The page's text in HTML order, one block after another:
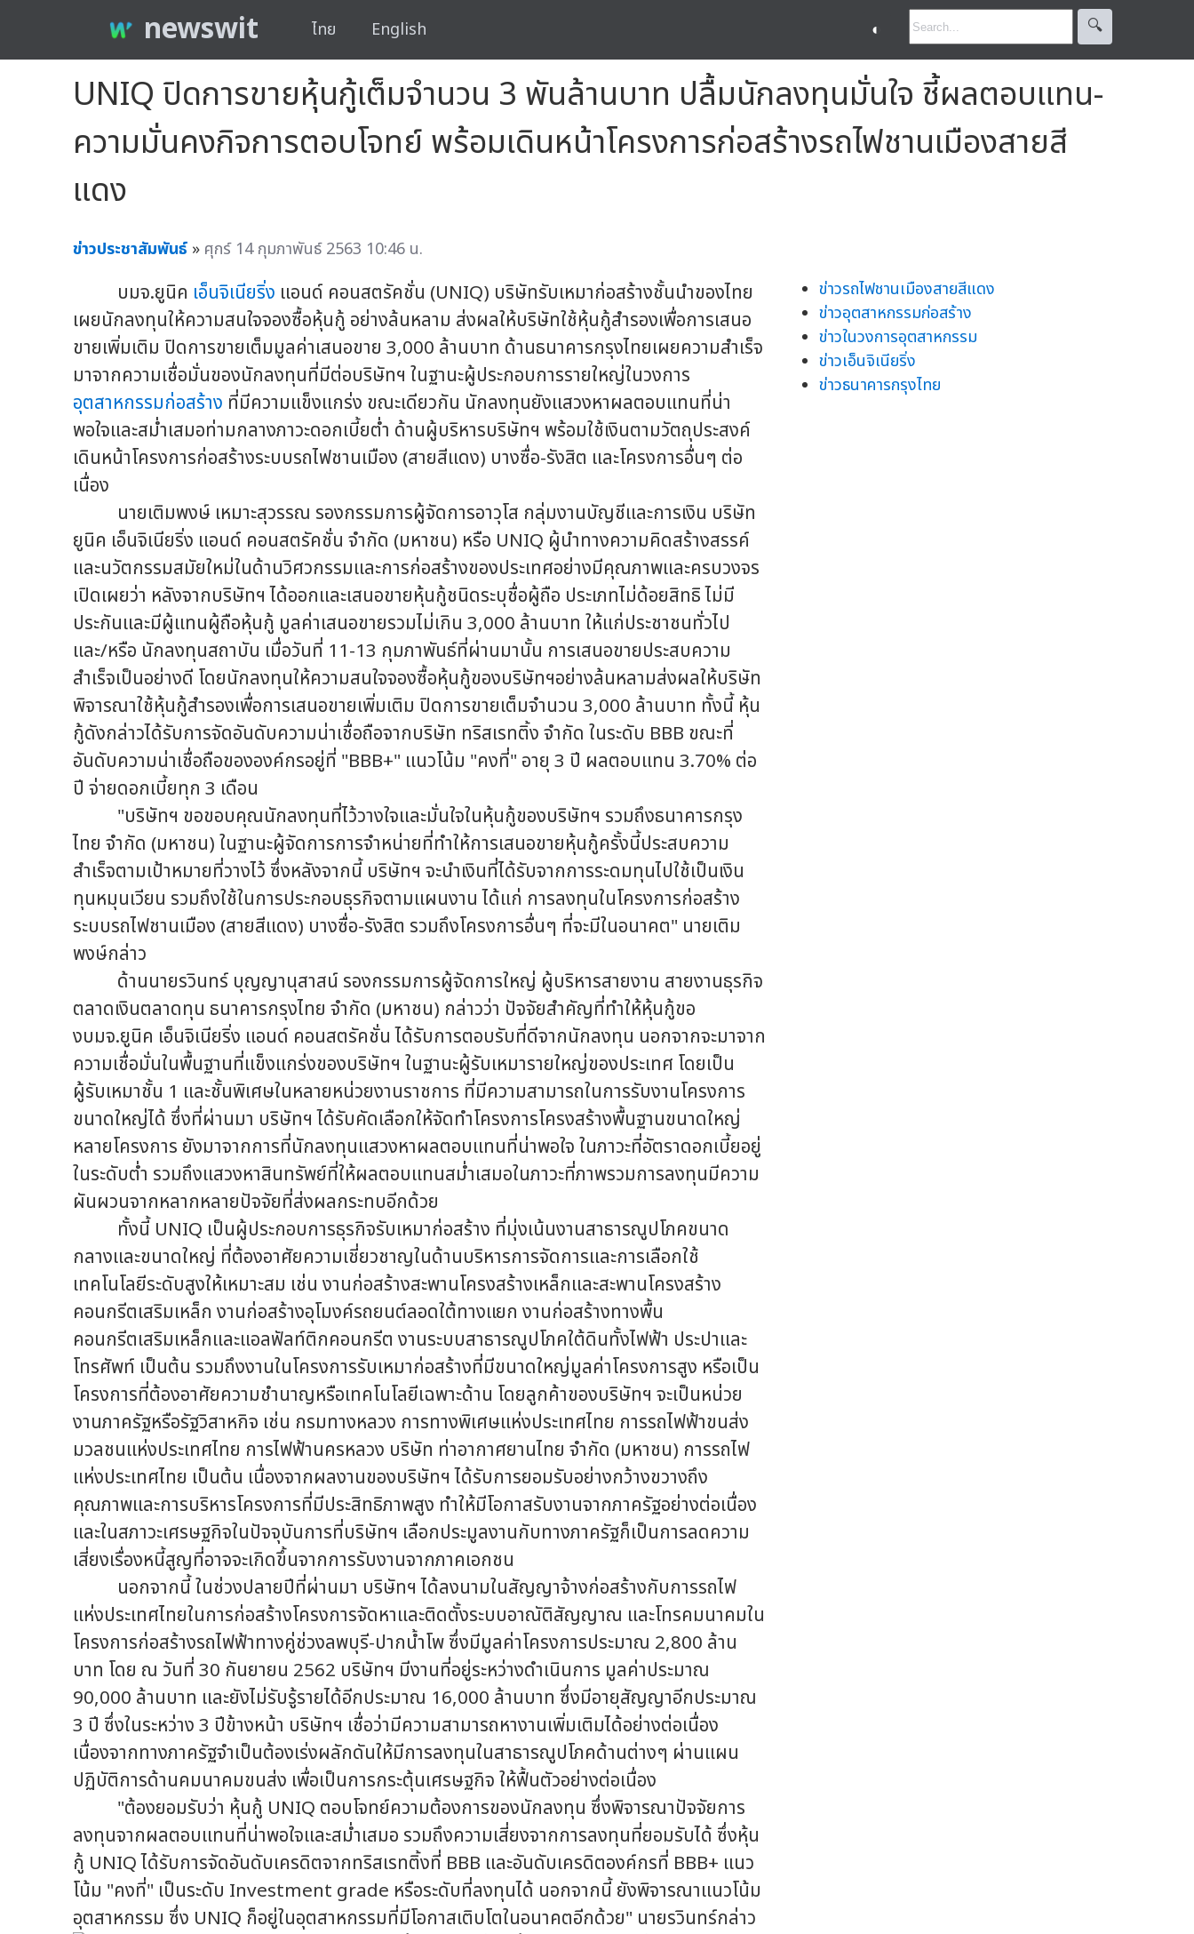
newswit ไทย English ◐ 🔍︎
UNIQ ปิดการขายหุ้นกู้เต็มจำนวน 3 พันล้านบาท ปลื้มนักลงทุนมั่นใจ ชี้ผลตอบแทน-
ความมั่นคงกิจการตอบโจทย์ พร้อมเดินหน้าโครงการก่อสร้างรถไฟชานเมืองสายสี
แดง
ข่าวประชาสัมพันธ์ » ศุกร์ 14 กุมภาพันธ์ 2563 10:46 น.
บมจ.ยูนิค เอ็นจิเนียริ่ง แอนด์ คอนสตรัคชั่น (UNIQ) บริษัทรับเหมาก่อสร้างชั้นนำของไทย
เผยนักลงทุนให้ความสนใจจองซื้อหุ้นกู้ อย่างล้นหลาม ส่งผลให้บริษัทใช้หุ้นกู้สำรองเพื่อการเสนอ
ขายเพิ่มเติม ปิดการขายเต็มมูลค่าเสนอขาย 3,000 ล้านบาท ด้านธนาคารกรุงไทยเผยความสำเร็จ
มาจากความเชื่อมั่นของนักลงทุนที่มีต่อบริษัทฯ ในฐานะผู้ประกอบการรายใหญ่ในวงการ
อุตสาหกรรมก่อสร้าง ที่มีความแข็งแกร่ง ขณะเดียวกัน นักลงทุนยังแสวงหาผลตอบแทนที่น่า
พอใจและสม่ำเสมอท่ามกลางภาวะดอกเบี้ยต่ำ ด้านผู้บริหารบริษัทฯ พร้อมใช้เงินตามวัตถุประสงค์
เดินหน้าโครงการก่อสร้างระบบรถไฟชานเมือง (สายสีแดง) บางซื่อ-รังสิต และโครงการอื่นๆ ต่อ
เนื่อง
นายเติมพงษ์ เหมาะสุวรรณ รองกรรมการผู้จัดการอาวุโส กลุ่มงานบัญชีและการเงิน บริษัท
ยูนิค เอ็นจิเนียริ่ง แอนด์ คอนสตรัคชั่น จำกัด (มหาชน) หรือ UNIQ ผู้นำทางความคิดสร้างสรรค์
และนวัตกรรมสมัยใหม่ในด้านวิศวกรรมและการก่อสร้างของประเทศอย่างมีคุณภาพและครบวงจร
เปิดเผยว่า หลังจากบริษัทฯ ได้ออกและเสนอขายหุ้นกู้ชนิดระบุชื่อผู้ถือ ประเภทไม่ด้อยสิทธิ ไม่มี
ประกันและมีผู้แทนผู้ถือหุ้นกู้ มูลค่าเสนอขายรวมไม่เกิน 3,000 ล้านบาท ให้แก่ประชาชนทั่วไป
และ/หรือ นักลงทุนสถาบัน เมื่อวันที่ 11-13 กุมภาพันธ์ที่ผ่านมานั้น การเสนอขายประสบความ
สำเร็จเป็นอย่างดี โดยนักลงทุนให้ความสนใจจองซื้อหุ้นกู้ของบริษัทฯอย่างล้นหลามส่งผลให้บริษัท
พิจารณาใช้หุ้นกู้สำรองเพื่อการเสนอขายเพิ่มเติม ปิดการขายเต็มจำนวน 3,000 ล้านบาท ทั้งนี้ หุ้น
กู้ดังกล่าวได้รับการจัดอันดับความน่าเชื่อถือจากบริษัท ทริสเรทติ้ง จำกัด ในระดับ BBB ขณะที่
อันดับความน่าเชื่อถือขององค์กรอยู่ที่ "BBB+" แนวโน้ม "คงที่" อายุ 3 ปี ผลตอบแทน 3.70% ต่อ
ปี จ่ายดอกเบี้ยทุก 3 เดือน
"บริษัทฯ ขอขอบคุณนักลงทุนที่ไว้วางใจและมั่นใจในหุ้นกู้ของบริษัทฯ รวมถึงธนาคารกรุง
ไทย จำกัด (มหาชน) ในฐานะผู้จัดการการจำหน่ายที่ทำให้การเสนอขายหุ้นกู้ครั้งนี้ประสบความ
สำเร็จตามเป้าหมายที่วางไว้ ซึ่งหลังจากนี้ บริษัทฯ จะนำเงินที่ได้รับจากการระดมทุนไปใช้เป็นเงิน
ทุนหมุนเวียน รวมถึงใช้ในการประกอบธุรกิจตามแผนงาน ได้แก่ การลงทุนในโครงการก่อสร้าง
ระบบรถไฟชานเมือง (สายสีแดง) บางซื่อ-รังสิต รวมถึงโครงการอื่นๆ ที่จะมีในอนาคต" นายเติม
พงษ์กล่าว
ด้านนายรวินทร์ บุญญานุสาสน์ รองกรรมการผู้จัดการใหญ่ ผู้บริหารสายงาน สายงานธุรกิจ
ตลาดเงินตลาดทุน ธนาคารกรุงไทย จำกัด (มหาชน) กล่าวว่า ปัจจัยสำคัญที่ทำให้หุ้นกู้ขอ
งบมจ.ยูนิค เอ็นจิเนียริ่ง แอนด์ คอนสตรัคชั่น ได้รับการตอบรับที่ดีจากนักลงทุน นอกจากจะมาจาก
ความเชื่อมั่นในพื้นฐานที่แข็งแกร่งของบริษัทฯ ในฐานะผู้รับเหมารายใหญ่ของประเทศ โดยเป็น
ผู้รับเหมาชั้น 1 และชั้นพิเศษในหลายหน่วยงานราชการ ที่มีความสามารถในการรับงานโครงการ
ขนาดใหญ่ได้ ซึ่งที่ผ่านมา บริษัทฯ ได้รับคัดเลือกให้จัดทำโครงการโครงสร้างพื้นฐานขนาดใหญ่
หลายโครงการ ยังมาจากการที่นักลงทุนแสวงหาผลตอบแทนที่น่าพอใจ ในภาวะที่อัตราดอกเบี้ยอยู่
ในระดับต่ำ รวมถึงแสวงหาสินทรัพย์ที่ให้ผลตอบแทนสม่ำเสมอในภาวะที่ภาพรวมการลงทุนมีความ
ผันผวนจากหลากหลายปัจจัยที่ส่งผลกระทบอีกด้วย
ทั้งนี้ UNIQ เป็นผู้ประกอบการธุรกิจรับเหมาก่อสร้าง ที่มุ่งเน้นงานสาธารณูปโภคขนาด
กลางและขนาดใหญ่ ที่ต้องอาศัยความเชี่ยวชาญในด้านบริหารการจัดการและการเลือกใช้
เทคโนโลยีระดับสูงให้เหมาะสม เช่น งานก่อสร้างสะพานโครงสร้างเหล็กและสะพานโครงสร้าง
คอนกรีตเสริมเหล็ก งานก่อสร้างอุโมงค์รถยนต์ลอดใต้ทางแยก งานก่อสร้างทางพื้น
คอนกรีตเสริมเหล็กและแอลฟัลท์ติกคอนกรีต งานระบบสาธารณูปโภคใต้ดินทั้งไฟฟ้า ประปาและ
โทรศัพท์ เป็นต้น รวมถึงงานในโครงการรับเหมาก่อสร้างที่มีขนาดใหญ่มูลค่าโครงการสูง หรือเป็น
โครงการที่ต้องอาศัยความชำนาญหรือเทคโนโลยีเฉพาะด้าน โดยลูกค้าของบริษัทฯ จะเป็นหน่วย
งานภาครัฐหรือรัฐวิสาหกิจ เช่น กรมทางหลวง การทางพิเศษแห่งประเทศไทย การรถไฟฟ้าขนส่ง
มวลชนแห่งประเทศไทย การไฟฟ้านครหลวง บริษัท ท่าอากาศยานไทย จำกัด (มหาชน) การรถไฟ
แห่งประเทศไทย เป็นต้น เนื่องจากผลงานของบริษัทฯ ได้รับการยอมรับอย่างกว้างขวางถึง
คุณภาพและการบริหารโครงการที่มีประสิทธิภาพสูง ทำให้มีโอกาสรับงานจากภาครัฐอย่างต่อเนื่อง
และในสภาวะเศรษฐกิจในปัจจุบันการที่บริษัทฯ เลือกประมูลงานกับทางภาครัฐก็เป็นการลดความ
เสี่ยงเรื่องหนี้สูญที่อาจจะเกิดขึ้นจากการรับงานจากภาคเอกชน
นอกจากนี้ ในช่วงปลายปีที่ผ่านมา บริษัทฯ ได้ลงนามในสัญญาจ้างก่อสร้างกับการรถไฟ
แห่งประเทศไทยในการก่อสร้างโครงการจัดหาและติดตั้งระบบอาณัติสัญญาณ และโทรคมนาคมใน
โครงการก่อสร้างรถไฟฟ้าทางคู่ช่วงลพบุรี-ปากน้ำโพ ซึ่งมีมูลค่าโครงการประมาณ 2,800 ล้าน
บาท โดย ณ วันที่ 30 กันยายน 2562 บริษัทฯ มีงานที่อยู่ระหว่างดำเนินการ มูลค่าประมาณ
90,000 ล้านบาท และยังไม่รับรู้รายได้อีกประมาณ 16,000 ล้านบาท ซึ่งมีอายุสัญญาอีกประมาณ
3 ปี ซึ่งในระหว่าง 3 ปีข้างหน้า บริษัทฯ เชื่อว่ามีความสามารถหางานเพิ่มเติมได้อย่างต่อเนื่อง
เนื่องจากทางภาครัฐจำเป็นต้องเร่งผลักดันให้มีการลงทุนในสาธารณูปโภคด้านต่างๆ ผ่านแผน
ปฏิบัติการด้านคมนาคมขนส่ง เพื่อเป็นการกระตุ้นเศรษฐกิจ ให้ฟื้นตัวอย่างต่อเนื่อง
"ต้องยอมรับว่า หุ้นกู้ UNIQ ตอบโจทย์ความต้องการของนักลงทุน ซึ่งพิจารณาปัจจัยการ
ลงทุนจากผลตอบแทนที่น่าพอใจและสม่ำเสมอ รวมถึงความเสี่ยงจากการลงทุนที่ยอมรับได้ ซึ่งหุ้น
กู้ UNIQ ได้รับการจัดอันดับเครดิตจากทริสเรทติ้งที่ BBB และอันดับเครดิตองค์กรที่ BBB+ แนว
โน้ม "คงที่" เป็นระดับ Investment grade หรือระดับที่ลงทุนได้ นอกจากนี้ ยังพิจารณาแนวโน้ม
อุตสาหกรรม ซึ่ง UNIQ ก็อยู่ในอุตสาหกรรมที่มีโอกาสเติบโตในอนาคตอีกด้วย" นายรวินทร์กล่าว
ข่าวรถไฟชานเมืองสายสีแดง
ข่าวอุตสาหกรรมก่อสร้าง
ข่าวในวงการอุตสาหกรรม
ข่าวเอ็นจิเนียริ่ง
ข่าวธนาคารกรุงไทย